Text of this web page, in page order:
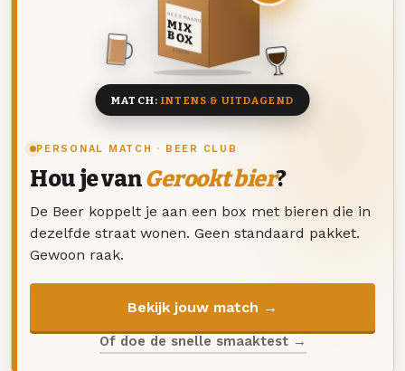
PERSONAL MATCH · BEER CLUB
Hou je vanGerookt bier?
De Beer koppelt je aan een box met bieren die in
dezelfde straat wonen. Geen standaard pakket.
Gewoon raak.
Bekijk jouw match →
Of doe de snelle smaaktest →
DEZE MAAND
MIX
BOX
8 BIEREN
MATCH:INTENS & UITDAGEND